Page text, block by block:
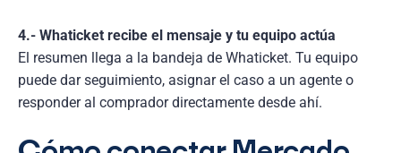
4.- Whaticket recibe el mensaje y tu equipo actúa
El resumen llega a la bandeja de Whaticket. Tu equipo
puede dar seguimiento, asignar el caso a un agente o
responder al comprador directamente desde ahí.